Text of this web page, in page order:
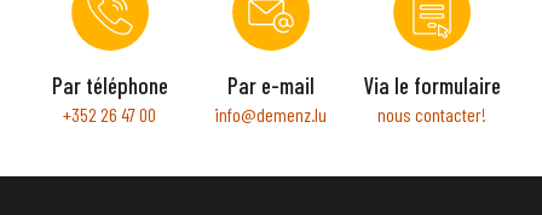
Par téléphone
+352 26 47 00
Par e-mail
info@demenz.lu
Via le formulaire
nous contacter!